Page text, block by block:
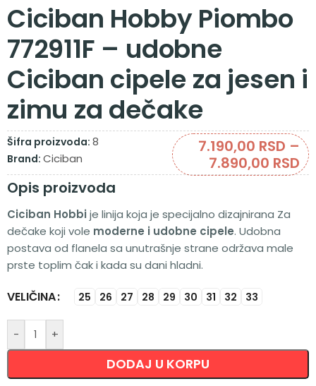
Ciciban Hobby Piombo
772911F – udobne
Ciciban cipele za jesen i
zimu za dečake
Šifra proizvoda: 8
Brand: Ciciban
7.190,00 RSD –
7.890,00 RSD
Opis proizvoda
Ciciban Hobbije linija koja je specijalno dizajnirana Za
dečake koji vole moderne i udobne cipele. Udobna
postava od flanela sa unutrašnje strane održava male
prste toplim čak i kada su dani hladni.
VELIČINA 25 26 27 28 29 30 31 32 33
- +
DODAJ U KORPU
Alternative: